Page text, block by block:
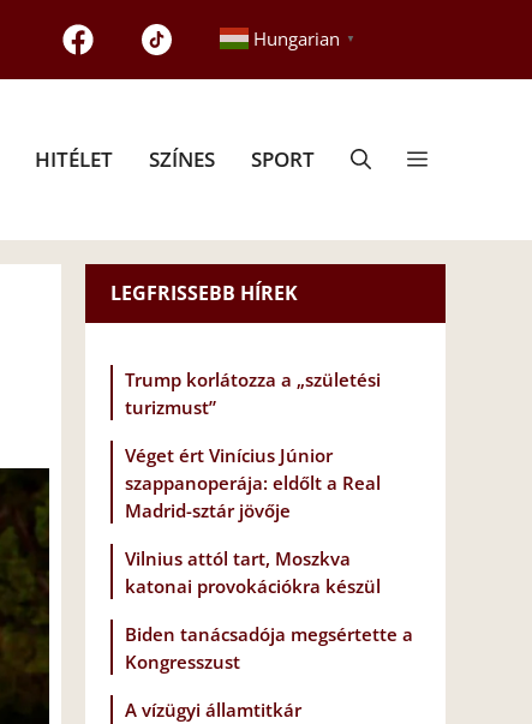
Hungarian ▼
HITÉLET SZÍNES SPORT
LEGFRISSEBB HÍREK
Trump korlátozza a „születési
turizmust”
Véget ért Vinícius Júnior
szappanoperája: eldőlt a Real
Madrid-sztár jövője
Vilnius attól tart, Moszkva
katonai provokációkra készül
Biden tanácsadója megsértette a
Kongresszust
A vízügyi államtitkár